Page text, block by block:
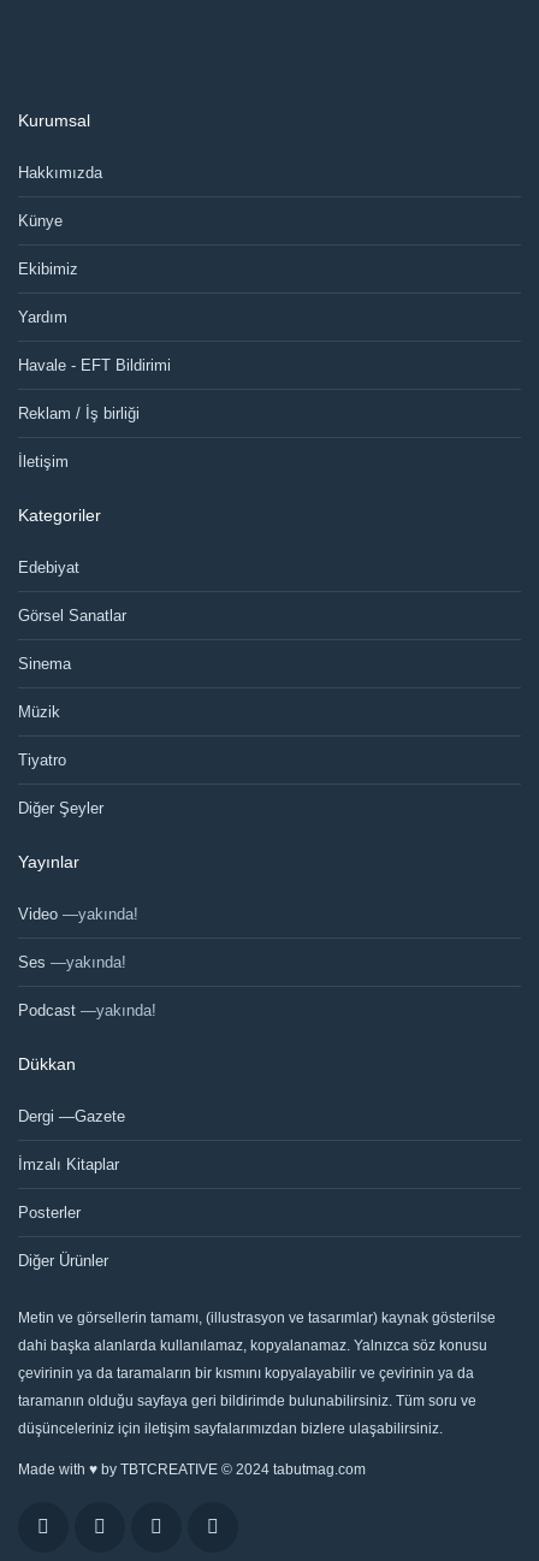
Kurumsal
Hakkımızda
Künye
Ekibimiz
Yardım
Havale - EFT Bildirimi
Reklam / İş birliği
İletişim
Kategoriler
Edebiyat
Görsel Sanatlar
Sinema
Müzik
Tiyatro
Diğer Şeyler
Yayınlar
Video —yakında!
Ses —yakında!
Podcast —yakında!
Dükkan
Dergi —Gazete
İmzalı Kitaplar
Posterler
Diğer Ürünler
Metin ve görsellerin tamamı, (illustrasyon ve tasarımlar) kaynak gösterilse
dahi başka alanlarda kullanılamaz, kopyalanamaz. Yalnızca söz konusu
çevirinin ya da taramaların bir kısmını kopyalayabilir ve çevirinin ya da
taramanın olduğu sayfaya geri bildirimde bulunabilirsiniz. Tüm soru ve
düşünceleriniz için iletişim sayfalarımızdan bizlere ulaşabilirsiniz.
Made with ♥ by TBTCREATIVE © 2024 tabutmag.com